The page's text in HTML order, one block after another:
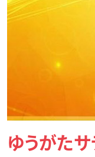
ゆうがたサ